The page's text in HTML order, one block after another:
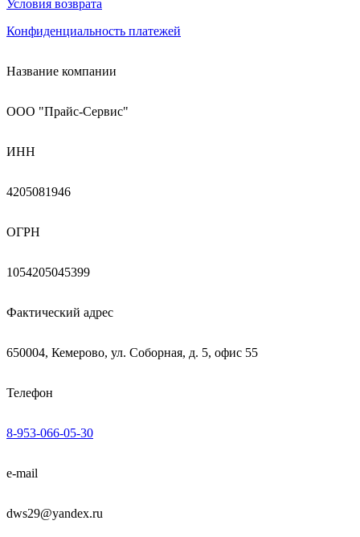
Условия возврата
Конфиденциальность платежей
Название компании
ООО "Прайс-Сервис"
ИНН
4205081946
ОГРН
1054205045399
Фактический адрес
650004, Кемерово, ул. Соборная, д. 5, офис 55
Телефон
8-953-066-05-30
e-mail
dws29@yandex.ru